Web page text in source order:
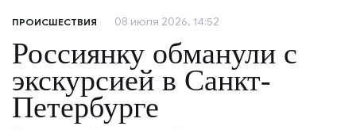
ПРОИСШЕСТВИЯ 08 июля 2026, 14:52
Россиянку обманули с
экскурсией в Санкт-
Петербурге